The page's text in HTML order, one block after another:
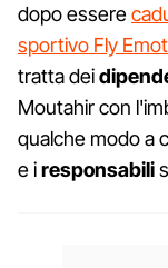
dopo essere
sportivo Fly
tratta dei
Moutahir con
qualche modo a
e iresponsabili